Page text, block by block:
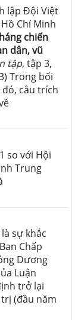
lập Đội Việt
Chí Minh
chiến
dân, vũ
tập, tập 3,
Trong bối
câu trích
so với Hội
Trung
sự khắc
Chấp
Dương
Luận
trở lại
(đầu năm